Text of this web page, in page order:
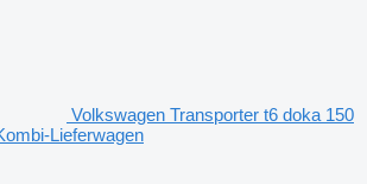
Volkswagen Transporter t6 doka 150
Lieferwagen